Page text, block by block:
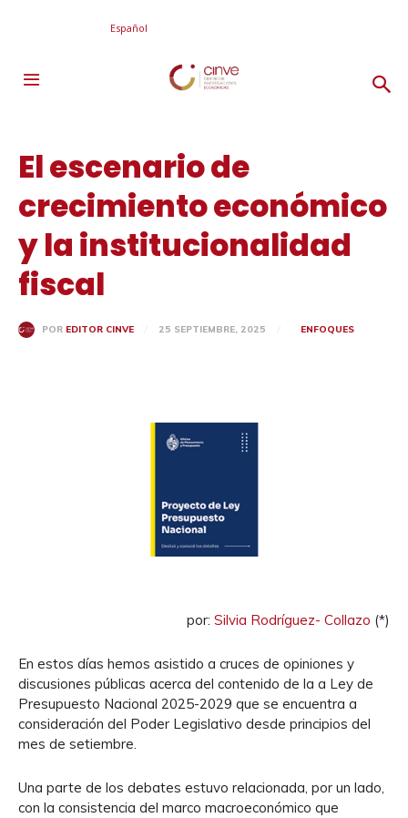
Español
El escenario de
crecimiento económico
y la institucionalidad
fiscal
POR EDITOR CINVE 25 SEPTIEMBRE, 2025 ENFOQUES
por: Silvia Rodríguez- Collazo (*)
En estos días hemos asistido a cruces de opiniones y
discusiones públicas acerca del contenido de la a Ley de
Presupuesto Nacional 2025-2029 que se encuentra a
consideración del Poder Legislativo desde principios del
mes de setiembre.
Una parte de los debates estuvo relacionada, por un lado,
con la consistencia del marco macroeconómico que